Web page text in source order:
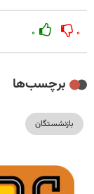
۰ ۰
برچسب‌ها
بازنشستگان